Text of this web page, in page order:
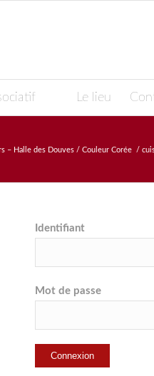
Le lieu
– Halle des Douves / Couleur Corée /
Identifiant
Mot de passe